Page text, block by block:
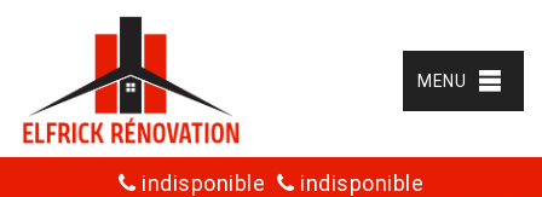
MENU
indisponible indisponible